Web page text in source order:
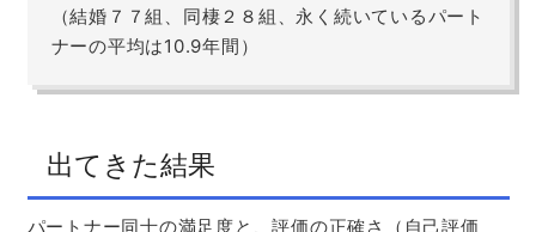
（結婚７７組、同棲２８組、永く続いているパート
ナーの平均は10.9年間）
出てきた結果
パートナー同士の満足度と、評価の正確さ（自己評価